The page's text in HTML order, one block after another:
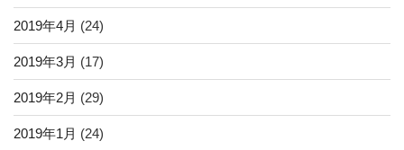
2019年4月 (24)
2019年3月 (17)
2019年2月 (29)
2019年1月 (24)